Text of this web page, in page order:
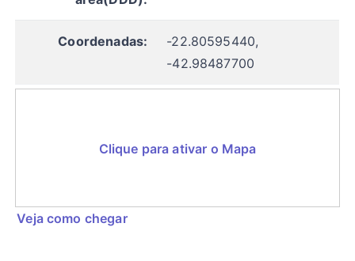
Coordenadas:
-22.80595440,
-42.98487700
Clique para ativar o Mapa
Veja como chegar